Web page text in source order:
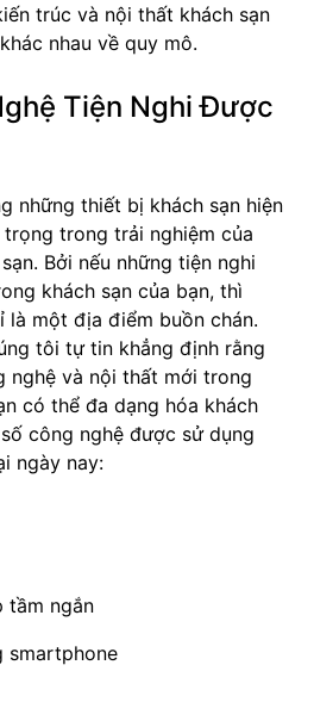
trúc và nội thất khách sạn
nhau về quy mô.
Tiện Nghi Được
những thiết bị khách sạn hiện
trong trải nghiệm của
Bởi nếu những tiện nghi
khách sạn của bạn, thì
là một địa điểm buồn chán.
tôi tự tin khẳng định rằng
nghệ và nội thất mới trong
có thể đa dạng hóa khách
công nghệ được sử dụng
ngày nay:
tầm ngắn
smartphone